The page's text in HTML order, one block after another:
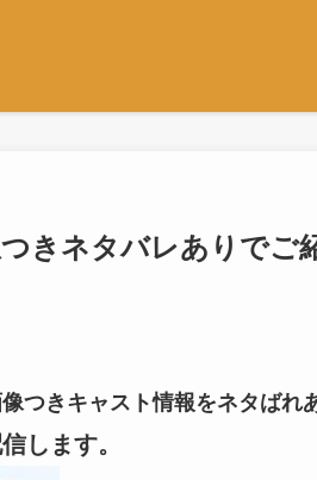
きネタバレありでご
つきキャスト情報をネタばれ
します。